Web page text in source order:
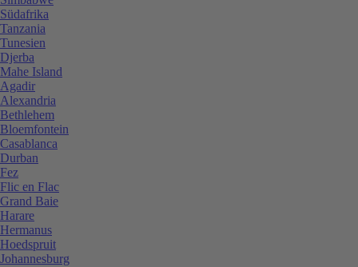
Südafrika
Tanzania
Tunesien
Djerba
Mahe Island
Agadir
Alexandria
Bethlehem
Bloemfontein
Casablanca
Durban
Fez
Flic en Flac
Grand Baie
Harare
Hermanus
Hoedspruit
Johannesburg